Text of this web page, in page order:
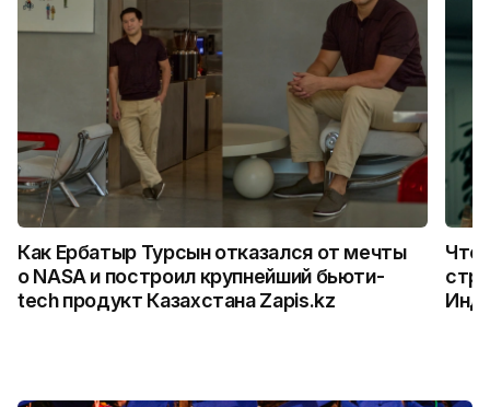
Как Ербатыр Турсын отказался от мечты
о NASA и построил крупнейший бьюти-
tech продукт Казахстана Zapis.kz
Что